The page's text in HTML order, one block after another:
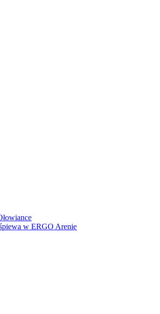
w ERGO Arenie